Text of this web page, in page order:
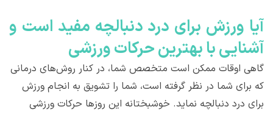
آیا ورزش برای درد دنبالچه مفید است و
آشنایی با بهترین حرکات ورزشی
گاهی اوقات ممکن است متخصص شما، در کنار روش‌های درمانی
که برای شما در نظر گرفته است، شما را تشویق به انجام ورزش
برای درد دنبالچه نماید. خوشبختانه این روزها حرکات ورزشی